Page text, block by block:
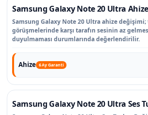
Samsung Galaxy Note 20 Ultra
Samsung Galaxy Note 20 Ultra ahize
görüşmelerinde karşı tarafın sesinin az
duyulmaması durumlarında değerlendirilir.
Ahize 6 Ay Garanti
Samsung Galaxy Note 20 Ultra Ses